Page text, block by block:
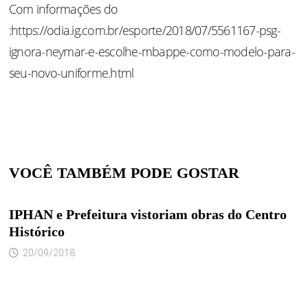
Com informações do
:https://odia.ig.com.br/esporte/2018/07/5561167-psg-
ignora-neymar-e-escolhe-mbappe-como-modelo-para-
seu-novo-uniforme.html
VOCÊ TAMBÉM PODE GOSTAR
IPHAN e Prefeitura vistoriam obras do Centro
Histórico
20/09/2018